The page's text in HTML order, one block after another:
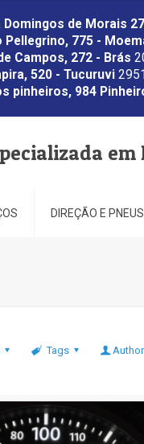
Domingos de Morais
Pellegrino, 775 -
Campos, 272 - Brás
520 - Tucuruvi
pinheiros, 984
DIREÇÃO E PNEUS
Tags